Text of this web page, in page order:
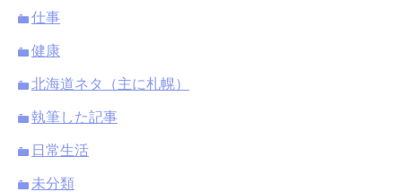
仕事
健康
北海道ネタ（主に札幌）
執筆した記事
日常生活
未分類